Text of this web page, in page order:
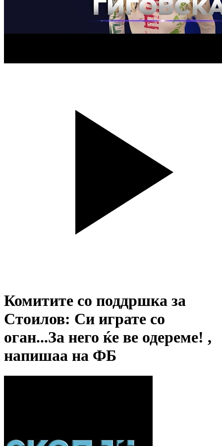
Комитите со поддршка за
Стоилов: Си играте со
оган...За него ќе ве одереме! ,
напишаа на ФБ